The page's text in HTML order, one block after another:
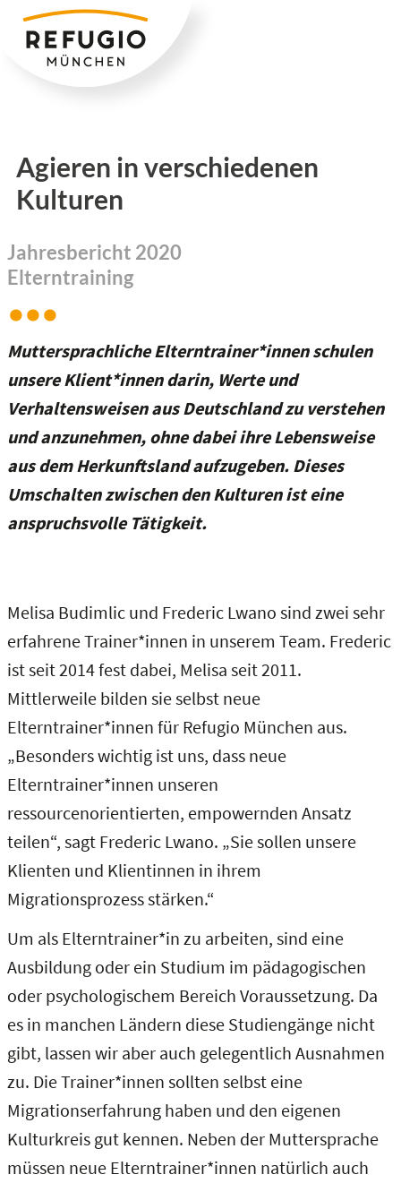
Zum
Inhalt
springen
Agieren in verschiedenen
Kulturen
Jahresbericht 2020
Elterntraining
Muttersprachliche Elterntrainer*innen schulen
unsere Klient*innen darin, Werte und
Verhaltensweisen aus Deutschland zu verstehen
und anzunehmen, ohne dabei ihre Lebensweise
aus dem Herkunftsland aufzugeben. Dieses
Umschalten zwischen den Kulturen ist eine
anspruchsvolle Tätigkeit.
Melisa Budimlic und Frederic Lwano sind zwei sehr
erfahrene Trainer*innen in unserem Team. Frederic
ist seit 2014 fest dabei, Melisa seit 2011.
Mittlerweile bilden sie selbst neue
Elterntrainer*innen für Refugio München aus.
„Besonders wichtig ist uns, dass neue
Elterntrainer*innen unseren
ressourcenorientierten, empowernden Ansatz
teilen“, sagt Frederic Lwano. „Sie sollen unsere
Klienten und Klientinnen in ihrem
Migrationsprozess stärken.“
Um als Elterntrainer*in zu arbeiten, sind eine
Ausbildung oder ein Studium im pädagogischen
oder psychologischem Bereich Voraussetzung. Da
es in manchen Ländern diese Studiengänge nicht
gibt, lassen wir aber auch gelegentlich Ausnahmen
zu. Die Trainer*innen sollten selbst eine
Migrationserfahrung haben und den eigenen
Kulturkreis gut kennen. Neben der Muttersprache
müssen neue Elterntrainer*innen natürlich auch